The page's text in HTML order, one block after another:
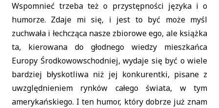
Wspomnieć trzeba też o przystępności języka i o
humorze. Zdaje mi się, i jest to być może myśl
zuchwała i łechcząca nasze zbiorowe ego, ale książka
ta, kierowana do głodnego wiedzy mieszkańca
Europy Środkowowschodniej, wydaje się być o wiele
bardziej błyskotliwa niż jej konkurentki, pisane z
uwzględnieniem rynków całego świata, w tym
amerykańskiego. I ten humor, który dobrze już znam